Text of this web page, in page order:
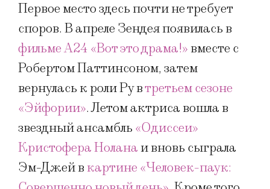
Первое место здесь почти не требует
споров. В апреле Зендея появилась в
фильме A24 «Вот это драма!» вместе с
Робертом Паттинсоном, затем
вернулась к роли Ру втретьем сезоне
«Эйфории». Летом актриса вошла в
звездный ансамбль «Одиссеи»
Кристофера Нолана и вновь сыграла
Эм-Джей в картине «Человек-паук: